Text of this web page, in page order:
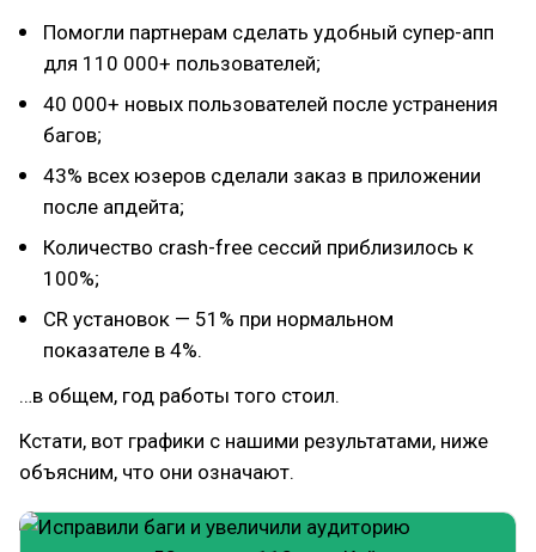
Помогли партнерам сделать удобный супер-апп
для 110 000+ пользователей;
40 000+ новых пользователей после устранения
багов;
43% всех юзеров сделали заказ в приложении
после апдейта;
Количество crash-free сессий приблизилось к
100%;
CR установок — 51% при нормальном
показателе в 4%.
…в общем, год работы того стоил.
Кстати, вот графики с нашими результатами, ниже
объясним, что они означают.